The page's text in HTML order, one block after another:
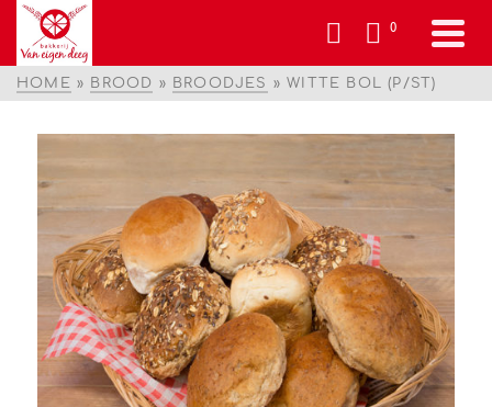
0
HOME » BROOD » BROODJES » WITTE BOL (P/ST)